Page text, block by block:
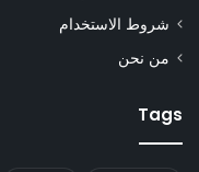
شروط الاستخدام
من نحن
Tags